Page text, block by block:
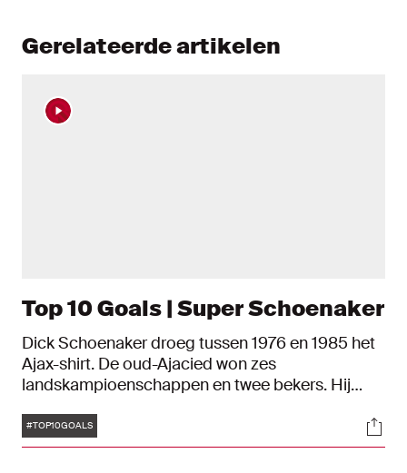
Gerelateerde artikelen
Top 10 Goals | Super Schoenaker
Dick Schoenaker droeg tussen 1976 en 1985 het
Ajax-shirt. De oud-Ajacied won zes
landskampioenschappen en twee bekers. Hij
van tien mooie doelpunten van de middenvelder
met scorend vermogen.
Tags
#TOP10GOALS